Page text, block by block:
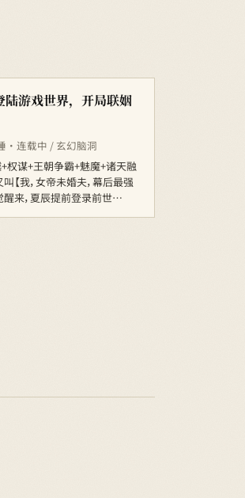
陆游戏世界，开局联姻
· 连载中 / 玄幻脑洞
+权谋+王朝争霸+魅魔+诸天融
叫【我，女帝未婚夫，幕后最强
醒来，夏辰提前登录前世…